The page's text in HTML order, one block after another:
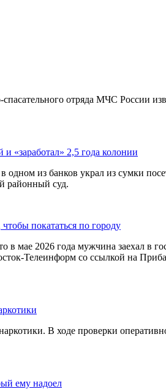
отряда МЧС России
«заработал» 2,5 года колонии
одном из банков украл из сумки
районный суд.
покататься по городу
мае 2026 года мужчина заехал в
Телеинформ со ссылкой на
В ходе проверки
ему надоел